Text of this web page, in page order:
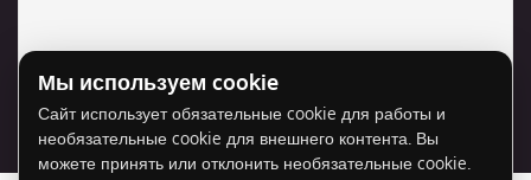
Для отображения карты нужно разрешить
использование cookie для внешнего контента.
Разрешить cookie
Мы используем cookie
Сайт использует обязательные cookie для работы и
необязательные cookie для внешнего контента. Вы
можете принять или отклонить необязательные cookie.